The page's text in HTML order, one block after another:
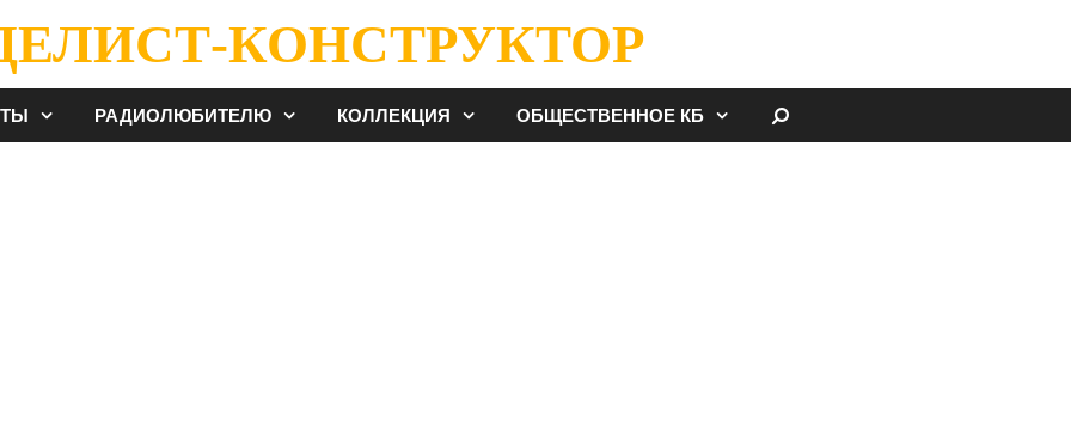
КОНСТРУКТОР
РАДИОЛЮБИТЕЛЮ КОЛЛЕКЦИЯ ОБЩЕСТВЕННОЕ КБ